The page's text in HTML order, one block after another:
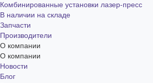
Комбинированные установки лазер-пресс
В наличии на складе
Запчасти
Производители
О компании
О компании
Новости
Блог